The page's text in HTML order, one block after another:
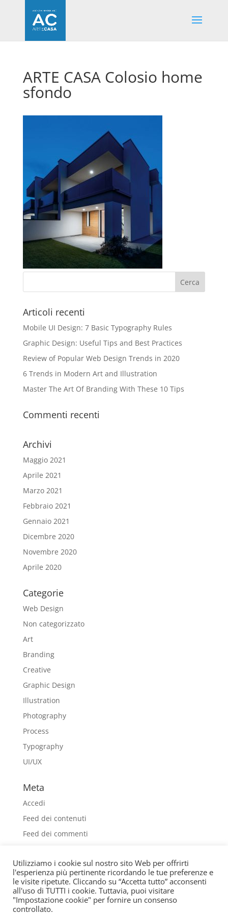
ARTE CASA Colosio home
sfondo
Articoli recenti
Mobile UI Design: 7 Basic Typography Rules
Graphic Design: Useful Tips and Best Practices
Review of Popular Web Design Trends in 2020
6 Trends in Modern Art and Illustration
Master The Art Of Branding With These 10 Tips
Commenti recenti
Archivi
Maggio 2021
Aprile 2021
Marzo 2021
Febbraio 2021
Gennaio 2021
Dicembre 2020
Novembre 2020
Aprile 2020
Categorie
Web Design
Non categorizzato
Art
Branding
Creative
Graphic Design
Illustration
Photography
Process
Typography
UI/UX
Meta
Accedi
Feed dei contenuti
Feed dei commenti
Utilizziamo i cookie sul nostro sito Web per offrirti
l'esperienza più pertinente ricordando le tue preferenze e
le visite ripetute. Cliccando su “Accetta tutto” acconsenti
all'uso di TUTTI i cookie. Tuttavia, puoi visitare
"Impostazione cookie" per fornire un consenso
controllato.